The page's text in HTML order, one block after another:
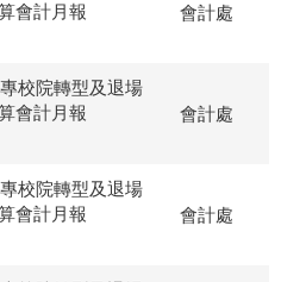
會計月報
會計處
校院轉型及退場
會計月報
會計處
校院轉型及退場
會計月報
會計處